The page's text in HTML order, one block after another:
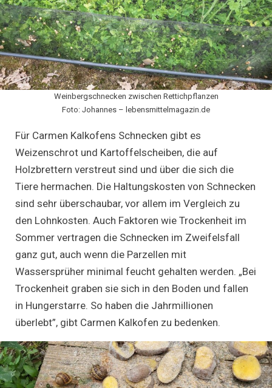
Weinbergschnecken zwischen Rettichpflanzen
Foto: Johannes – lebensmittelmagazin.de
Für Carmen Kalkofens Schnecken gibt es
Weizenschrot und Kartoffelscheiben, die auf
Holzbrettern verstreut sind und über die sich die
Tiere hermachen. Die Haltungskosten von Schnecken
sind sehr überschaubar, vor allem im Vergleich zu
den Lohnkosten. Auch Faktoren wie Trockenheit im
Sommer vertragen die Schnecken im Zweifelsfall
ganz gut, auch wenn die Parzellen mit
Wassersprüher minimal feucht gehalten werden. „Bei
Trockenheit graben sie sich in den Boden und fallen
in Hungerstarre. So haben die Jahrmillionen
überlebt”, gibt Carmen Kalkofen zu bedenken.